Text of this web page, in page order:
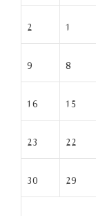
1
2
8
9
15
16
22
23
29
30